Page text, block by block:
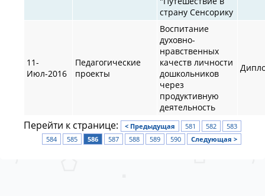
страну Сенсорику
11-
Июл-2016
Педагогические
проекты
Воспитание
духовно-
нравственных
качеств личности
дошкольников
через
продуктивную
деятельность
Перейти к странице: < Предыдущая 581 582
583
584
585 586 587 588 589 590 Следующая >